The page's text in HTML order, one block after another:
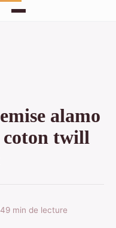
alamo
twill
9 min de lecture